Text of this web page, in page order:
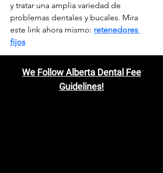
y tratar una amplia variedad de
problemas dentales y bucales. Mira
este link ahora mismo: retenedores
fijos
We Follow Alberta Dental Fee
Guidelines!